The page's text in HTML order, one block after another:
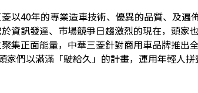
以40年的專業造車技術、優異的品質、及遍
資訊發達、市場競爭日趨激烈的現在，頭家
集正面能量，中華三菱針對商用車品牌推出
家們以滿滿「駛給久」的計畫，運用年輕人